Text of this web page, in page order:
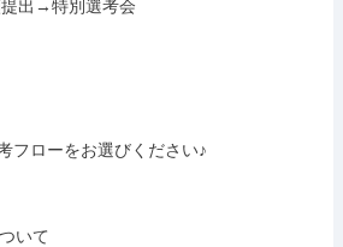
フローをお選びください♪
いて